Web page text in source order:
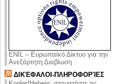
ENIL – Ευρωπαϊκό Δίκτυο για την
Ανεξάρτητη Διαβίωση
ΔΙΚΈΦΑΛΟΙ-ΠΛΗΡΟΦΟΡΊΕΣ